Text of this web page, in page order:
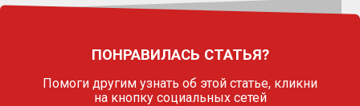
ПОНРАВИЛАСЬ СТАТЬЯ?
Помоги другим узнать об этой статье, кликни
на кнопку социальных сетей